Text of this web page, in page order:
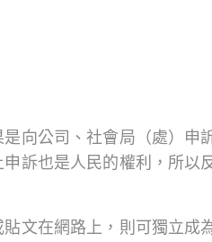
向公司、社會局（處）申
訴也是人民的權利，所以
文在網路上，則可獨立成